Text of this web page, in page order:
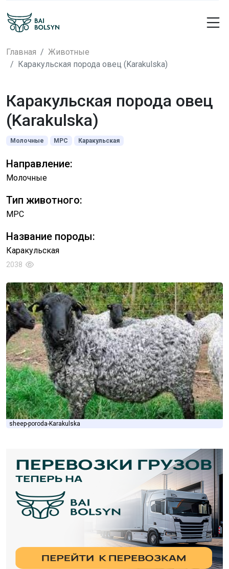
Главная
Животные
Каракульская порода овец (Karakulska)
Каракульская порода овец
(Karakulska)
Молочные МРС Каракульская
Направление:
Молочные
Тип животного:
МРС
Название породы:
Каракульская
2038
sheep-poroda-Karakulska